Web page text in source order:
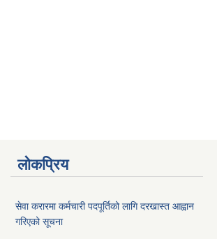
लोकप्रिय
सेवा करारमा कर्मचारी पदपूर्तिको लागि दरखास्त आह्वान
गरिएको सूचना